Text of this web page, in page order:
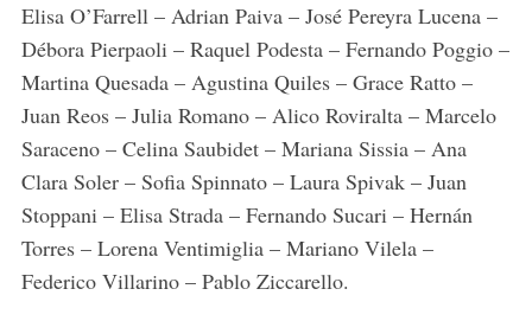
Elisa O’Farrell – Adrian Paiva – José Pereyra Lucena –
Débora Pierpaoli – Raquel Podesta – Fernando Poggio –
Martina Quesada – Agustina Quiles – Grace Ratto –
Juan Reos – Julia Romano – Alico Roviralta – Marcelo
Saraceno – Celina Saubidet – Mariana Sissia – Ana
Clara Soler – Sofia Spinnato – Laura Spivak – Juan
Stoppani – Elisa Strada – Fernando Sucari – Hernán
Torres – Lorena Ventimiglia – Mariano Vilela –
Federico Villarino – Pablo Ziccarello.